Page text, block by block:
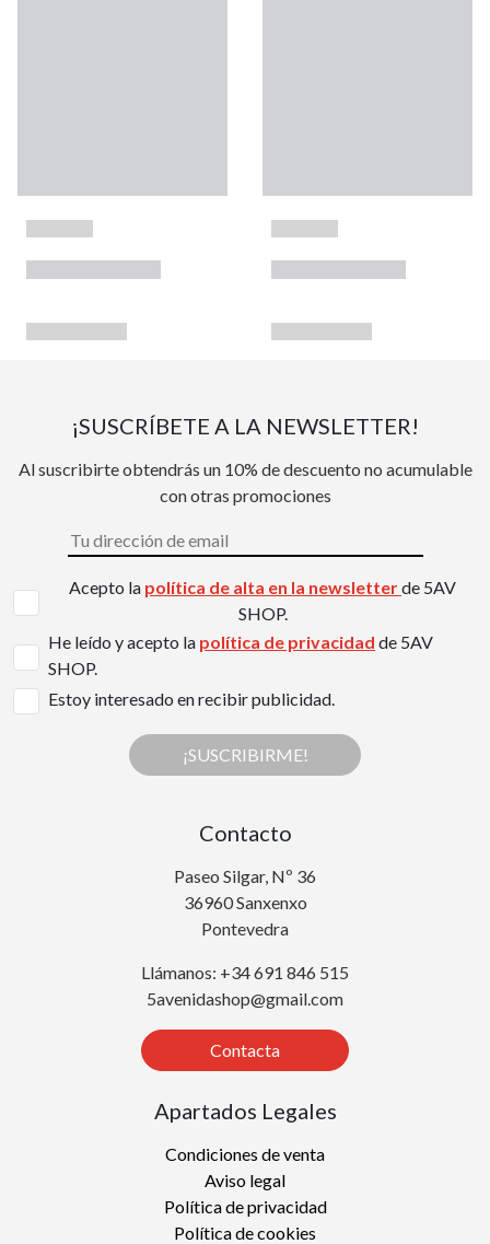
¡SUSCRÍBETE A LA NEWSLETTER!
Al suscribirte obtendrás un 10% de descuento no acumulable
con otras promociones
Acepto la política de alta en la newsletterde 5AV
SHOP.
He leído y acepto la política de privacidad de 5AV
SHOP.
Estoy interesado en recibir publicidad.
¡SUSCRIBIRME!
Contacto
Paseo Silgar, Nº 36
36960 Sanxenxo
Pontevedra
Llámanos: +34 691 846 515
5avenidashop@gmail.com
Contacta
Apartados Legales
Condiciones de venta
Aviso legal
Política de privacidad
Política de cookies